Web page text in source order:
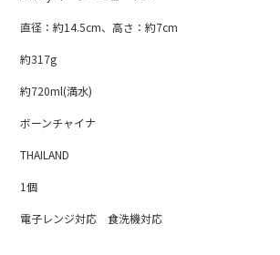
直径：約14.5cm、高さ：約7cm
約317g
約720ml(満水)
ボーンチャイナ
THAILAND
1個
電子レンジ対応 食洗機対応